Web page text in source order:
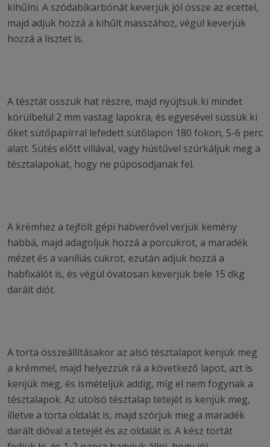
kihűlni. A szódabikarbónát keverjük jól össze az ecettel,
majd adjuk hozzá a kihűlt masszához, végül keverjük
hozzá a lisztet is.
A tésztát osszuk hat részre, majd nyújtsuk ki mindet
körülbelül 2 mm vastag lapokra, és egyesével süssük ki
őket sütőpapírral lefedett sütőlapon 180 fokon, 5-6 perc
alatt. Sütés előtt villával, vagy hústűvel szúrkáljuk meg a
tésztalapokat, hogy ne púposodjanak fel.
A krémhez a tejfölt gépi habverővel verjük kemény
habbá, majd adagoljuk hozzá a porcukrot, a maradék
mézet és a vaníliás cukrot, ezután adjuk hozzá a
habfixálót is, és végül óvatosan keverjük bele 15 dkg
darált diót.
A torta összeállításakor az alsó tésztalapot kenjük meg
a krémmel, majd helyezzük rá a következő lapot, azt is
kenjük meg, és ismételjük addig, míg el nem fogynak a
tésztalapok. Az utolsó tésztalap tetejét is kenjük meg,
illetve a torta oldalát is, majd szórjuk meg a maradék
darált dióval a tetejét és az oldalát is. A kész tortát